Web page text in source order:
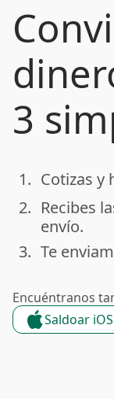
3
done
1. Cotizas y
done
2. Recibes
envío.
done
3. Te
Encuéntranos
Saldoar iOS